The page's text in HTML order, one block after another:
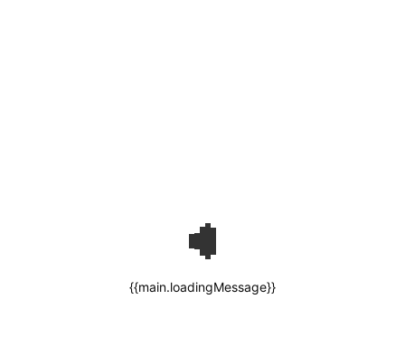
{{main.loadingMessage}}